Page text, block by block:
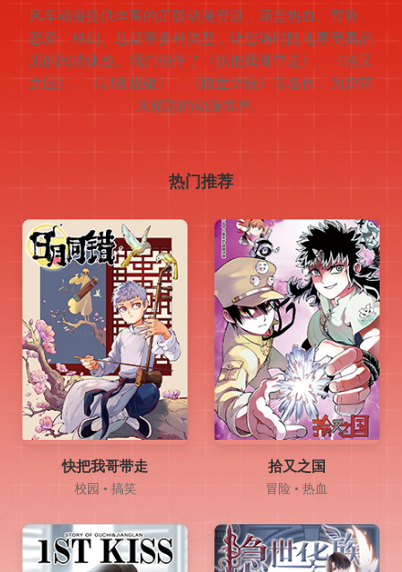
风车动漫提供丰富的正版动漫资源，涵盖热血、冒险、
恋爱、科幻、悬疑等多种类型，让您随时随地享受高品
质的阅读体验。我们创作了《快把我哥带走》、《拾又
之国》、《识夜描银》、《隐世华族》等名作，为您带
来精彩的动漫世界。
热门推荐
快把我哥带走
校园 • 搞笑
拾又之国
冒险 • 热血